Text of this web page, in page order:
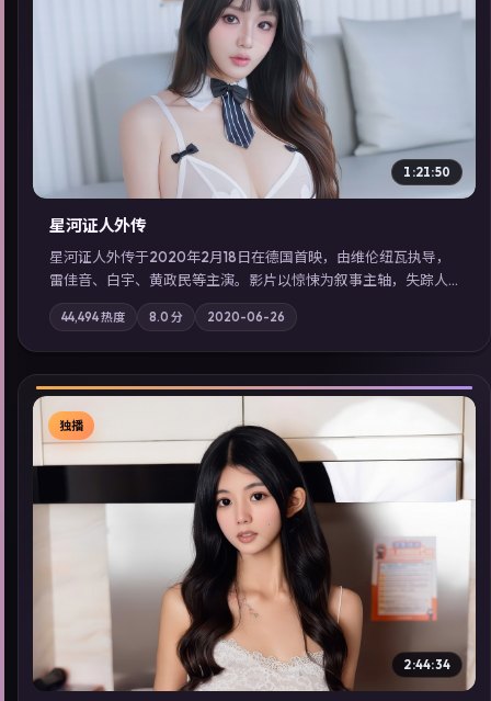
▶
1:21:50
星河证人外传
星河证人外传于2020年2月18日在德国首映，由维伦纽瓦执导，
雷佳音、白宇、黄政民等主演。影片以惊悚为叙事主轴，失踪人
口档案牵出跨国灰色产业链；摄影与配乐强化地域气质；站内亦
可通过「国产免费观看高清电视剧在线看」延展检索同类型高分
佳作，畅享高清在线追剧体验。
44,494热度 8.0 分 2020-06-26
▶
独播
2:44:34